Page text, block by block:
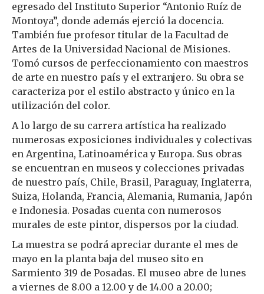
egresado del Instituto Superior “Antonio Ruíz de
Montoya”, donde además ejerció la docencia.
También fue profesor titular de la Facultad de
Artes de la Universidad Nacional de Misiones.
Tomó cursos de perfeccionamiento con maestros
de arte en nuestro país y el extranjero. Su obra se
caracteriza por el estilo abstracto y único en la
utilización del color.
A lo largo de su carrera artística ha realizado
numerosas exposiciones individuales y colectivas
en Argentina, Latinoamérica y Europa. Sus obras
se encuentran en museos y colecciones privadas
de nuestro país, Chile, Brasil, Paraguay, Inglaterra,
Suiza, Holanda, Francia, Alemania, Rumania, Japón
e Indonesia. Posadas cuenta con numerosos
murales de este pintor, dispersos por la ciudad.
La muestra se podrá apreciar durante el mes de
mayo en la planta baja del museo sito en
Sarmiento 319 de Posadas. El museo abre de lunes
a viernes de 8.00 a 12.00 y de 14.00 a 20.00;